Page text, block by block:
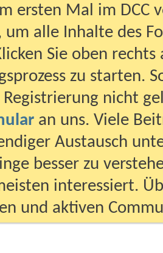
ersten Mal im DCC
um alle Inhalte des
Sie oben
zu starten.
Registrierung nicht
an uns. Viele
Austausch
besser zu
interessiert.
und aktiven